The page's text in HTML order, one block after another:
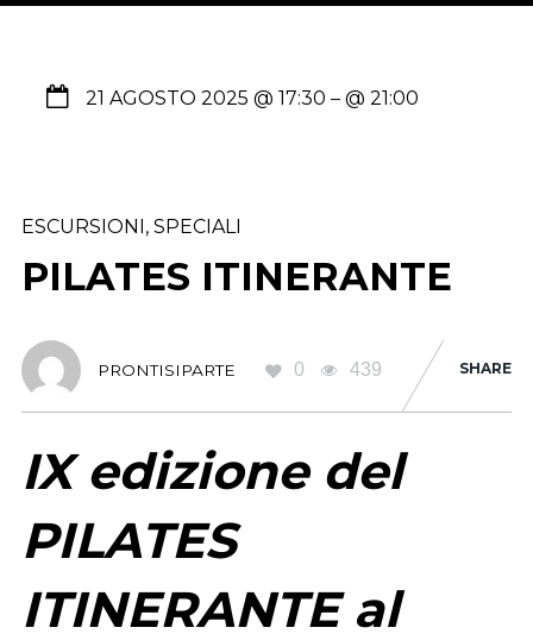
21 AGOSTO 2025 @ 17:30 – @ 21:00
ESCURSIONI , SPECIALI
PILATES ITINERANTE
PRONTISIPARTE 0 439 SHARE
IX edizione del
PILATES
ITINERANTE al